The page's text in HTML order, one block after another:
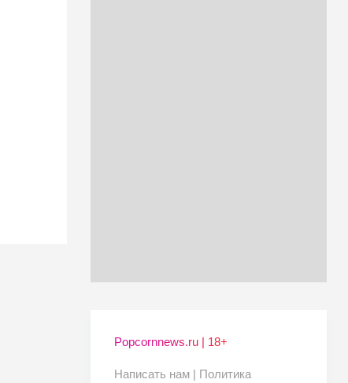
Popcornnews.ru | 18+
Написать нам | Политика